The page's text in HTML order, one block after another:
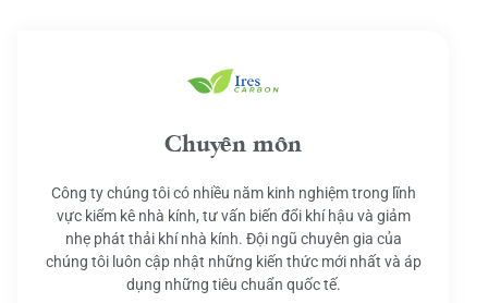
Chuyên môn
Công ty chúng tôi có nhiều năm kinh nghiệm trong lĩnh
vực kiểm kê nhà kính, tư vấn biến đổi khí hậu và giảm
nhẹ phát thải khí nhà kính. Đội ngũ chuyên gia của
chúng tôi luôn cập nhật những kiến thức mới nhất và áp
dụng những tiêu chuẩn quốc tế.